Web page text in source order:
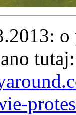
tutaj: